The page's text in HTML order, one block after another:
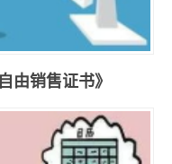
由销售证书》